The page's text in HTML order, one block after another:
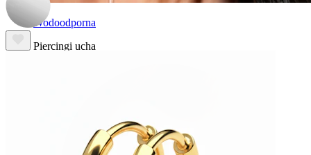
Wodoodporna
Piercingi ucha